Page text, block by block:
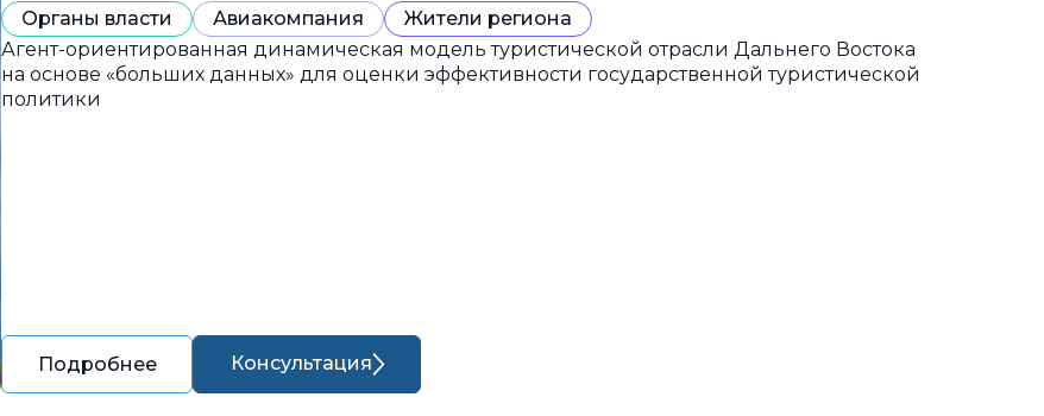
Органы власти Авиакомпания
Жители региона
Агент-ориентированная динамическая модель туристической отрасли Дальнего Востока
на основе «больших данных» для оценки эффективности государственной туристической
политики
Подробнее Консультация